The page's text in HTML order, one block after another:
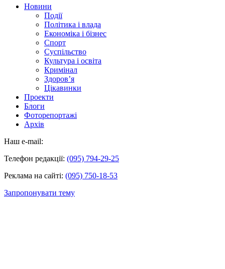
Новини
Події
Політика і влада
Економіка і бізнес
Спорт
Суспільство
Культура і освіта
Кримінал
Здоров’я
Цікавинки
Проекти
Блоги
Фоторепортажі
Архів
Наш e-mail:
Телефон редакції: (095) 794-29-25
Реклама на сайті: (095) 750-18-53
Запропонувати тему